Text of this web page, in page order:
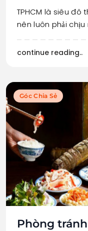
TPHCM là siêu đô
nên luôn phải chịu
continue reading..
Góc Chia Sẻ
Phòng